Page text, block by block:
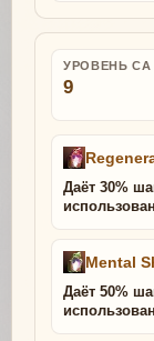
УРОВЕНЬ СА
9
Даёт 30%
Mental
Даёт 50%